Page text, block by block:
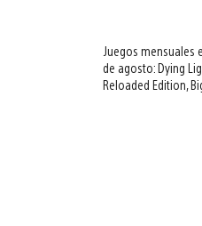
Juegos mensuales
de agosto: Dying
Reloaded Edition,